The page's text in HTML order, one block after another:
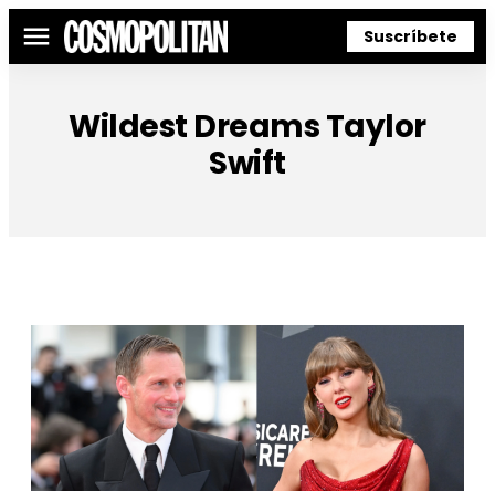
Menú Suscríbete
Wildest Dreams Taylor
Swift